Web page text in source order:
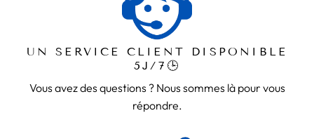
UN SERVICE CLIENT DISPONIBLE
5J/7🕒
Vous avez des questions ? Nous sommes là pour vous
répondre.